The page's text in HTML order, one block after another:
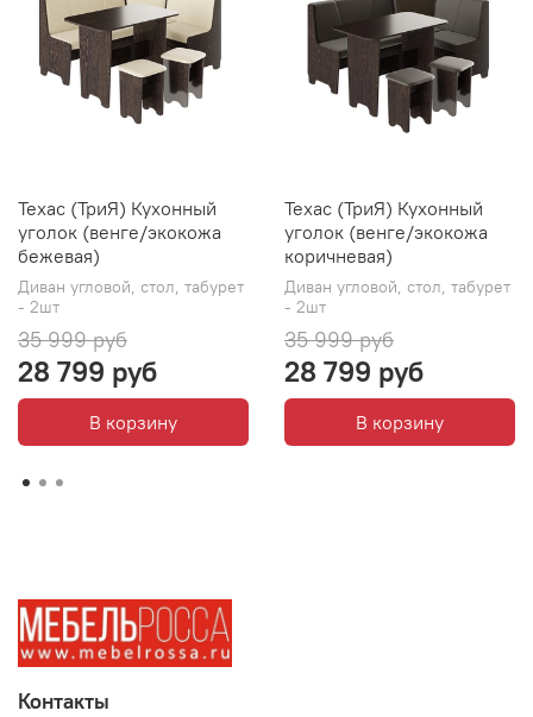
Техас (ТриЯ) Кухонный
уголок (венге/экокожа
бежевая)
Диван угловой, стол, табурет
- 2шт
35 999 руб
28 799 руб
В корзину
Техас (ТриЯ) Кухонный
уголок (венге/экокожа
коричневая)
Диван угловой, стол, табурет
- 2шт
35 999 руб
28 799 руб
В корзину
Контакты